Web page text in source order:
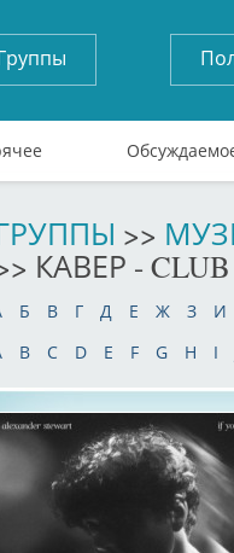
>>
КАВЕР - CLUB
Б В Г Д Е Ж З И
B C D E F G H I